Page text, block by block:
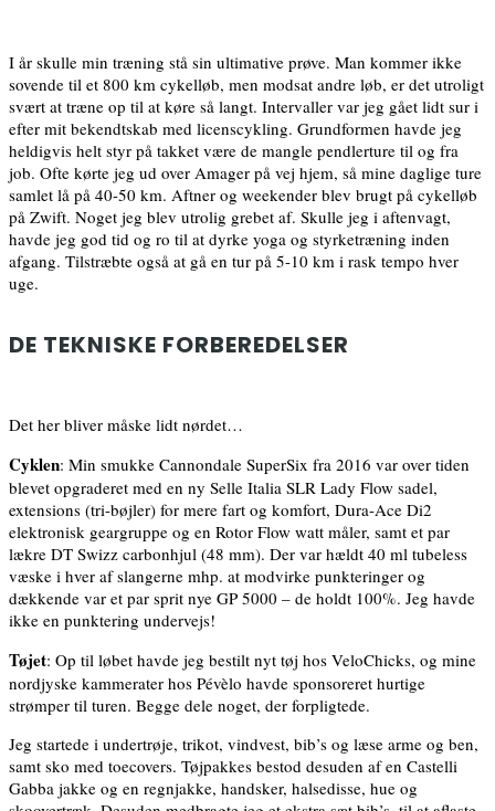
I år skulle min træning stå sin ultimative prøve. Man kommer ikke
sovende til et 800 km cykelløb, men modsat andre løb, er det utroligt
svært at træne op til at køre så langt. Intervaller var jeg gået lidt sur i
efter mit bekendtskab med licenscykling. Grundformen havde jeg
heldigvis helt styr på takket være de mangle pendlerture til og fra
job. Ofte kørte jeg ud over Amager på vej hjem, så mine daglige ture
samlet lå på 40-50 km. Aftner og weekender blev brugt på cykelløb
på Zwift. Noget jeg blev utrolig grebet af. Skulle jeg i aftenvagt,
havde jeg god tid og ro til at dyrke yoga og styrketræning inden
afgang. Tilstræbte også at gå en tur på 5-10 km i rask tempo hver
uge.
DE TEKNISKE FORBEREDELSER
Det her bliver måske lidt nørdet…
Cyklen: Min smukke Cannondale SuperSix fra 2016 var over tiden
blevet opgraderet med en ny Selle Italia SLR Lady Flow sadel,
extensions (tri-bøjler) for mere fart og komfort, Dura-Ace Di2
elektronisk geargruppe og en Rotor Flow watt måler, samt et par
lækre DT Swizz carbonhjul (48 mm). Der var hældt 40 ml tubeless
væske i hver af slangerne mhp. at modvirke punkteringer og
dækkende var et par sprit nye GP 5000 – de holdt 100%. Jeg havde
ikke en punktering undervejs!
Tøjet: Op til løbet havde jeg bestilt nyt tøj hos VeloChicks, og mine
nordjyske kammerater hos Pévèlo havde sponsoreret hurtige
strømper til turen. Begge dele noget, der forpligtede.
Jeg startede i undertrøje, trikot, vindvest, bib’s og læse arme og ben,
samt sko med toecovers. Tøjpakkes bestod desuden af en Castelli
Gabba jakke og en regnjakke, handsker, halsedisse, hue og